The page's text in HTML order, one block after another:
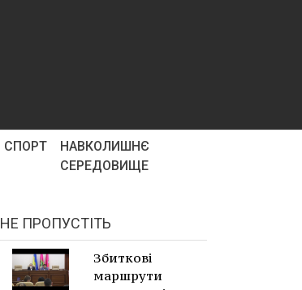
СПОРТ
НАВКОЛИШНЄ
СЕРЕДОВИЩЕ
НЕ ПРОПУСТІТЬ
Збиткові
маршрути